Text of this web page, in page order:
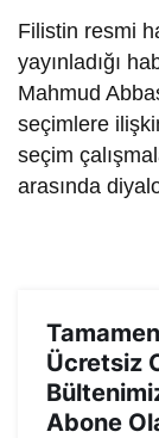
Filistin resmi
yayınladığı
Mahmud
seçimlere
seçim
arasında
Tamamen
Ücretsiz
Abone